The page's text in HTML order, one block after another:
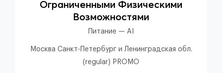
Ограниченными Физическими
Возможностями
Питание — AI
Москва Санкт-Петербург и Ленинградская обл.
(regular) PROMO